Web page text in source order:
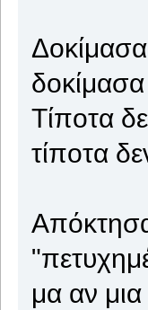
Τίποτα
τίποτα
μα αν